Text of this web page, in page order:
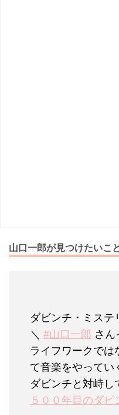
山口一郎が見つけたいこ
ダビンチ・ミステ
＼ #山口一郎 さん
ライフワークでは
て音楽をやってい
ダビンチと対峙し
５００年目のダビ